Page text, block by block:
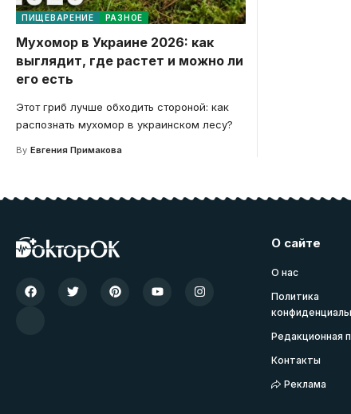
ПИЩЕВАРЕНИЕ РАЗНОЕ
Мухомор в Украине 2026: как
выглядит, где растет и можно ли
его есть
Этот гриб лучше обходить стороной: как
распознать мухомор в украинском лесу?
By Евгения Примакова
О сайте
О нас
Политика
Редакционная
Контакты
Реклама